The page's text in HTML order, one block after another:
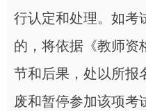
行认定和处理。如考
的，将依据《教师资
节和后果，处以所报
废和暂停参加该项考